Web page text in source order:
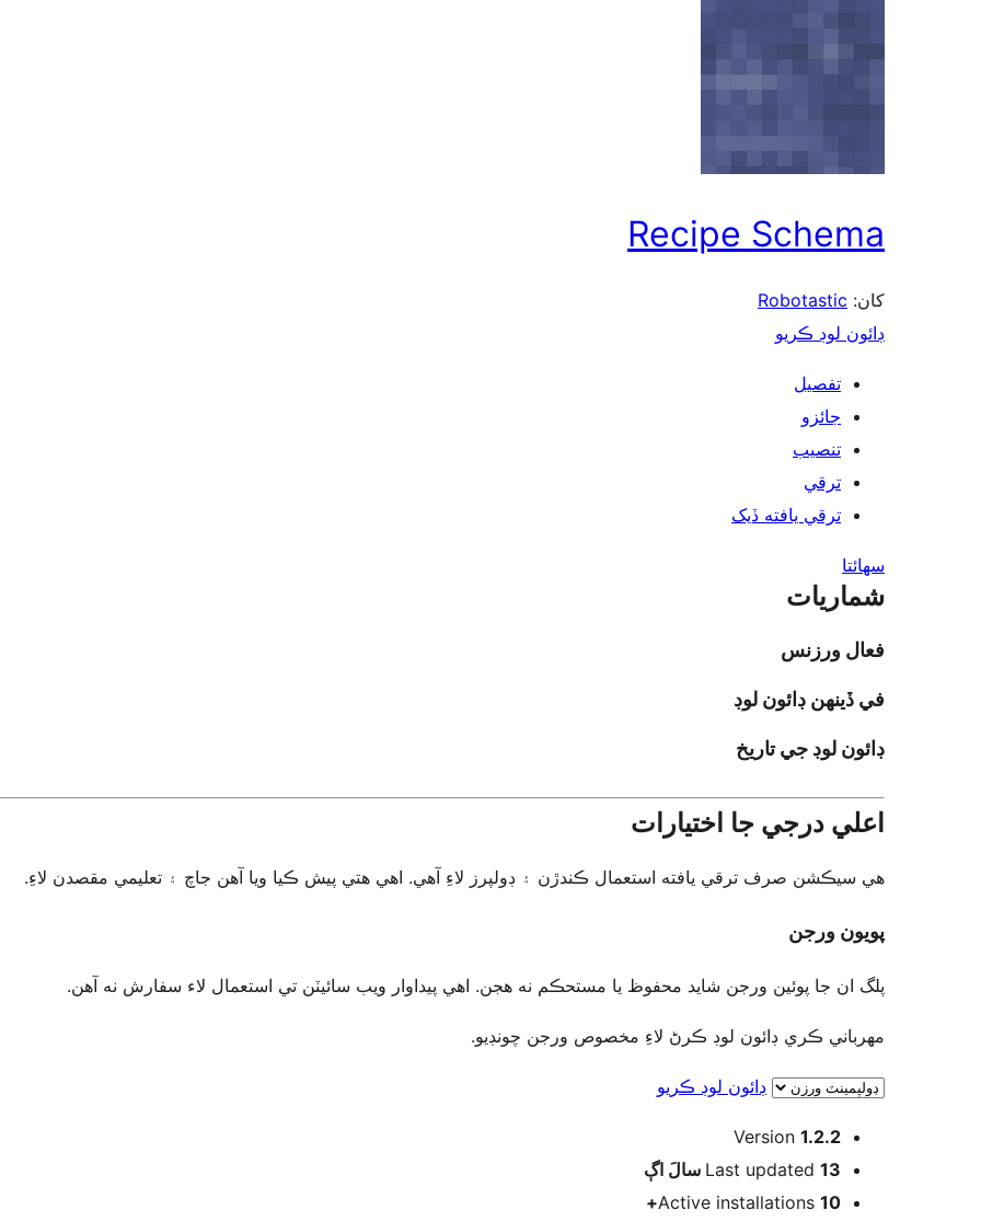
Recipe Schema
کان: Robotastic
ڊائون لوڊ ڪريو
تفصيل
جائزو
تنصيب
ترقي
ترقي يافته ڏيک
سھائتا
شماريات
فعال ورزنس
في ڏينهن ڊائون لوڊ
ڊائون لوڊ جي تاريخ
اعلي درجي جا اختيارات
هي سيڪشن صرف ترقي يافته استعمال ڪندڙن ۽ ڊولپرز لاءِ آهي. اهي هتي پيش ڪيا ويا آهن جاچ ۽ تعليمي مقصدن لاءِ.
پويون ورجن
پلگ ان جا پوئين ورجن شايد محفوظ يا مستحڪم نه هجن. اهي پيداوار ويب سائيٽن تي استعمال لاء سفارش نه آهن.
مھرباني ڪري ڊائون لوڊ ڪرڻ لاءِ مخصوص ورجن چونڊيو.
ڊائون لوڊ ڪريو
ميٽا Version 1.2.2
Last updated 13 سالَ
اڳ
Active installations 10+